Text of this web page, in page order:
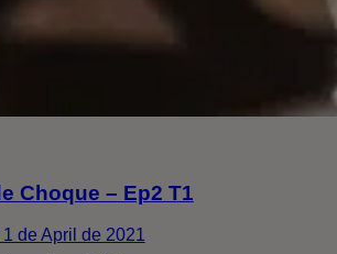
Choque – Ep2 T1
de April de 2021